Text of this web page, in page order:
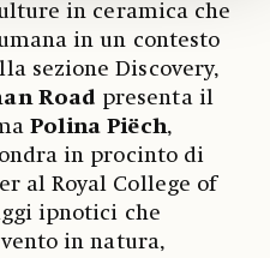
in ceramica che
in un contesto
sezione Discovery,
Road presenta il
Polina Piëch,
in procinto di
al Royal College of
ipnotici che
in natura,